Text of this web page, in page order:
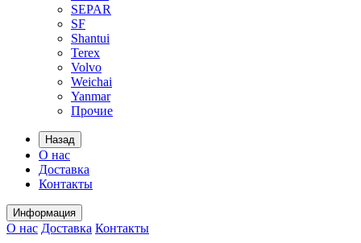
SEPAR
SF
Shantui
Terex
Volvo
Weichai
Yanmar
Прочие
Назад
О нас
Доставка
Контакты
Информация
О нас Доставка Контакты